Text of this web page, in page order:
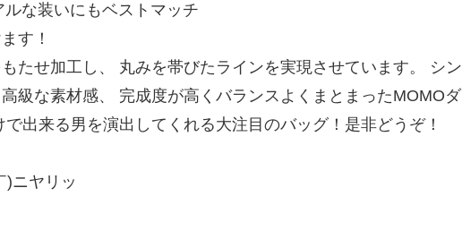
な装いにもベストマッチ
す！
たせ加工し、 丸みを帯びたラインを実現させています。 シン
級な素材感、 完成度が高くバランスよくまとまったMOMOダ
出来る男を演出してくれる大注目のバッグ！是非どうぞ！
)ニヤリッ